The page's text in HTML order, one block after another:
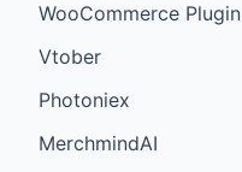
WooCommerce Plugin
Vtober
Photoniex
MerchmindAI